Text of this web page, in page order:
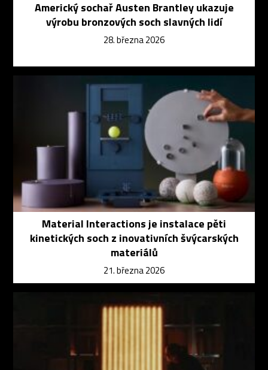
Americký sochař Austen Brantley ukazuje
výrobu bronzových soch slavných lidí
28. března 2026
Material Interactions je instalace pěti
kinetických soch z inovativních švýcarských
materiálů
21. března 2026